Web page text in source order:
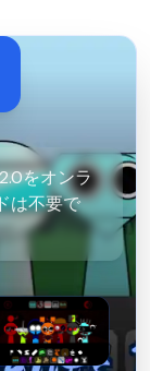
をオンラ
は不要で